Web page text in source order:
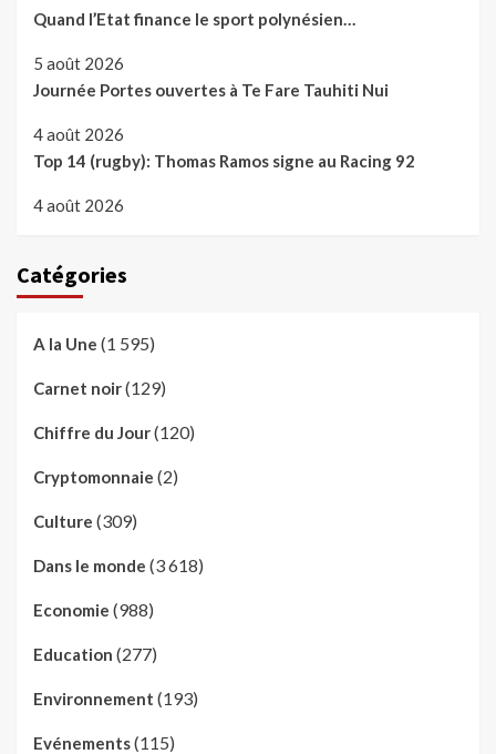
Quand l’Etat finance le sport polynésien…
5 août 2026
Journée Portes ouvertes à Te Fare Tauhiti Nui
4 août 2026
Top 14 (rugby): Thomas Ramos signe au Racing 92
4 août 2026
Catégories
A la Une (1 595)
Carnet noir(129)
Chiffre du Jour(120)
Cryptomonnaie (2)
Culture (309)
Dans le monde (3 618)
Economie (988)
Education (277)
Environnement (193)
Evénements(115)